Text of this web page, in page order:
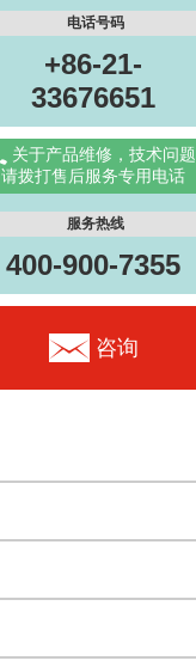
电话号码
+86-21-
33676651
关于产品维修，技术问题
请拨打售后服务专用电话
服务热线
400-900-7355
咨询